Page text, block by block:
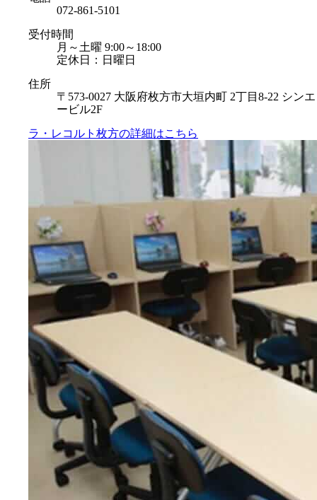
072-861-5101
受付時間
月～土曜 9:00～18:00
定休日：日曜日
住所
〒573-0027 大阪府枚方市大垣内町 2丁目8-22 シンエ
ービル2F
ラ・レコルト枚方の詳細はこちら